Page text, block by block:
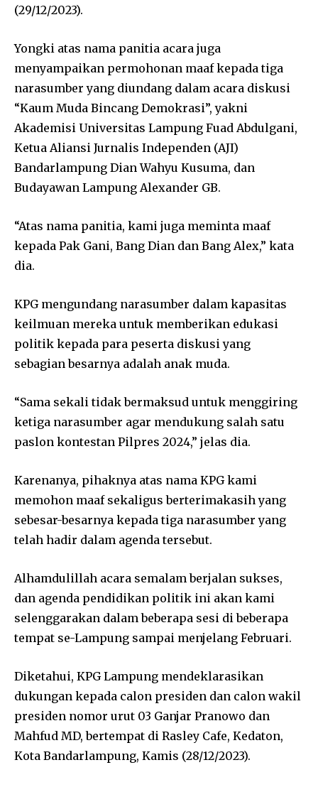
(29/12/2023).
Yongki atas nama panitia acara juga
menyampaikan permohonan maaf kepada tiga
narasumber yang diundang dalam acara diskusi
“Kaum Muda Bincang Demokrasi”, yakni
Akademisi Universitas Lampung Fuad Abdulgani,
Ketua Aliansi Jurnalis Independen (AJI)
Bandarlampung Dian Wahyu Kusuma, dan
Budayawan Lampung Alexander GB.
“Atas nama panitia, kami juga meminta maaf
kepada Pak Gani, Bang Dian dan Bang Alex,” kata
dia.
KPG mengundang narasumber dalam kapasitas
keilmuan mereka untuk memberikan edukasi
politik kepada para peserta diskusi yang
sebagian besarnya adalah anak muda.
“Sama sekali tidak bermaksud untuk menggiring
ketiga narasumber agar mendukung salah satu
paslon kontestan Pilpres 2024,” jelas dia.
Karenanya, pihaknya atas nama KPG kami
memohon maaf sekaligus berterimakasih yang
sebesar-besarnya kepada tiga narasumber yang
telah hadir dalam agenda tersebut.
Alhamdulillah acara semalam berjalan sukses,
dan agenda pendidikan politik ini akan kami
selenggarakan dalam beberapa sesi di beberapa
tempat se-Lampung sampai menjelang Februari.
Diketahui, KPG Lampung mendeklarasikan
dukungan kepada calon presiden dan calon wakil
presiden nomor urut 03 Ganjar Pranowo dan
Mahfud MD, bertempat di Rasley Cafe, Kedaton,
Kota Bandarlampung, Kamis (28/12/2023).